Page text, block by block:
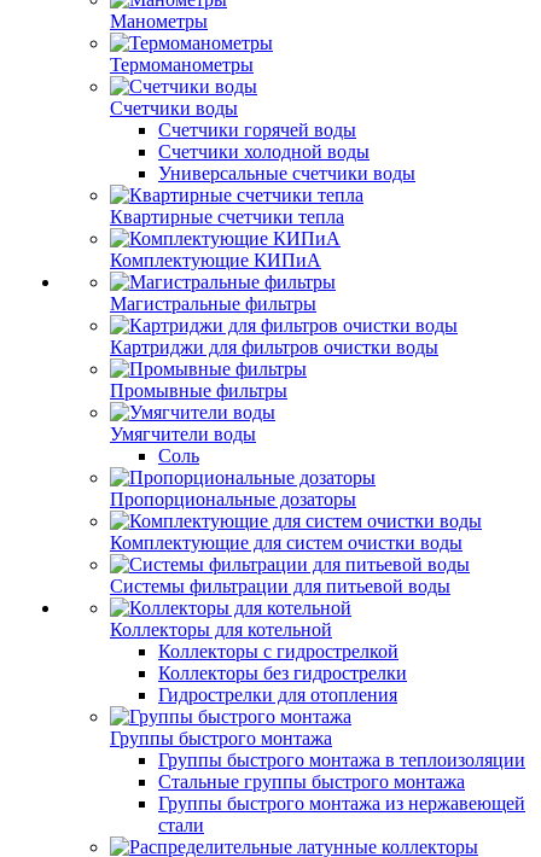
Манометры
Термоманометры
Счетчики воды
Счетчики горячей воды
Счетчики холодной воды
Универсальные счетчики воды
Квартирные счетчики тепла
Комплектующие КИПиА
Магистральные фильтры
Картриджи для фильтров очистки воды
Промывные фильтры
Умягчители воды
Соль
Пропорциональные дозаторы
Комплектующие для систем очистки воды
Системы фильтрации для питьевой воды
Коллекторы для котельной
Коллекторы с гидрострелкой
Коллекторы без гидрострелки
Гидрострелки для отопления
Группы быстрого монтажа
Группы быстрого монтажа в теплоизоляции
Стальные группы быстрого монтажа
Группы быстрого монтажа из нержавеющей
стали